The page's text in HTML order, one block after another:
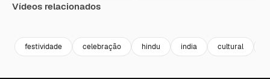
Vídeos relacionados
festividade celebração hindu india cultural